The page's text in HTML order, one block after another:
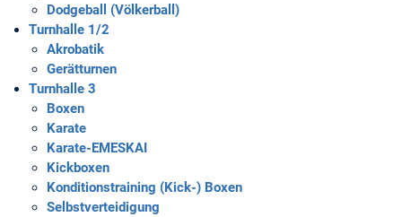
Dodgeball (Völkerball)
Turnhalle 1/2
Akrobatik
Gerätturnen
Turnhalle 3
Boxen
Karate
Karate-EMESKAI
Kickboxen
Konditionstraining (Kick-) Boxen
Selbstverteidigung